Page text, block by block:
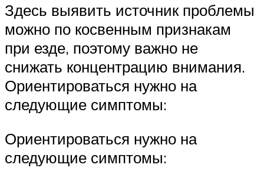
Здесь выявить источник проблемы
можно по косвенным признакам
при езде, поэтому важно не
снижать концентрацию внимания.
Ориентироваться нужно на
следующие симптомы:
Ориентироваться нужно на
следующие симптомы: